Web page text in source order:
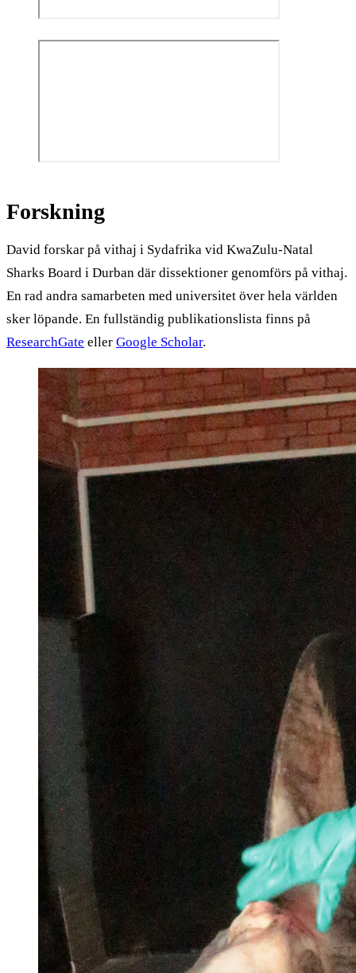
Forskning
David forskar på vithaj i Sydafrika vid KwaZulu-Natal
Sharks Board i Durban där dissektioner genomförs på vithaj.
En rad andra samarbeten med universitet över hela världen
sker löpande. En fullständig publikationslista finns på
ResearchGate eller Google Scholar.